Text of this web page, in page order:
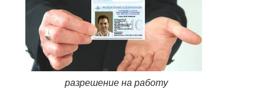
разрешение на работу